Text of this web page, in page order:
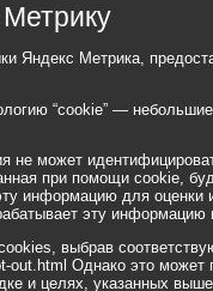
Яндекс Метрика,
“cookie” —
не может
при помощи cookie,
информацию для оценки
эту
выбрав
Однако это может
и целях, указанных